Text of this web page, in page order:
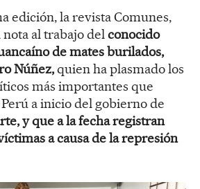
edición, la revista Comunes,
al trabajo delconocido
de mates burilados,
Núñez,quien ha plasmado los
más importantes que
a inicio del gobierno de
y que a la fecha registran
a causa de la represión